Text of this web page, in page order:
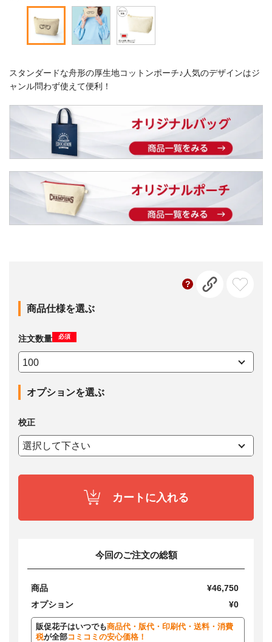
スタンダードな舟形の厚生地コットンポーチ♪人気のデザインはジ
ャンル問わず使えて便利！
商品仕様を選ぶ
注文数量 必須
オプションを選ぶ
校正
カートに入れる
今回のご注文の総額
商品
¥46,750
オプション
¥0
販促花子はいつでも商品代・版代・印刷代・送料・消費
税が全部コミコミの安心価格！